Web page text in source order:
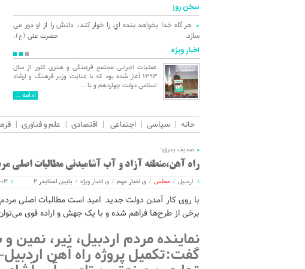
سخن روز
هر گاه خدا بخواهد بنده اي را خوار كند، دانش را از او دور می
سازد.
حضرت علی (ع):
اخبار ویژه
اجرایی مجتمع فرهنگی و هنری کلور از
سال ۱۳۹۳ آغاز شده بود که با عنایت وزیر فرهنگ
ادامه ...
بسم الله الرحمن الرحیم انا لله و انا الیه راجعون
نهایت تاثر و تاسف باخبر شدیم هنرمند برجسته
و فرزند اردبیل، ...
خانه سیاسی اجتماعی اقتصادی علم و فناوری
صدیف بدری:
راه آهن،منطقه آزاد و آب آشامیدنی مطالبات اصلی
اردبیل / مجلس / ی اخبار مهم / ی اخبار ویژه / یایین اسلایدر 2 03
با روی کار آمدن دولت جدید امید است مطالبات اصلی
برخی از طرح‌ها فراهم شده و با یک جهش و اراده قوی
نماینده مردم اردبیل، نیر،
گفت:تکمیل پروژه راه آهن اردبیل-